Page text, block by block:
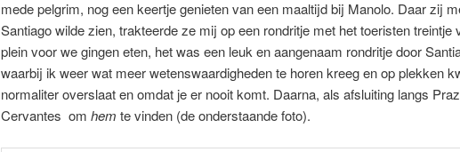
mede pelgrim, nog een keertje genieten van een maaltijd bij Manolo. Daar zij
Santiago wilde zien, trakteerde ze mij op een rondritje met het toeristen treintje
plein voor we gingen eten, het was een leuk en aangenaam rondritje door
waarbij ik weer wat meer wetenswaardigheden te horen kreeg en op plekken
normaliter overslaat en omdat je er nooit komt. Daarna, als afsluiting langs
Cervantes om hem te vinden (de onderstaande foto).